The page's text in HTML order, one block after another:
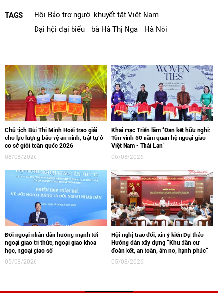
TAGS
Hội Bảo trợ người khuyết tật Việt Nam
Đại hội đại biểu
bà Hà Thị Nga Hà Nội
Chủ tịch Bùi Thị Minh Hoài trao giải
cho lực lượng bảo vệ an ninh, trật tự ở
cơ sở giỏi toàn quốc 2026
08/08/2026
Khai mạc Triển lãm “Đan kết hữu nghị:
Tôn vinh 50 năm quan hệ ngoại giao
Việt Nam - Thái Lan“
06/08/2026
Đối ngoại nhân dân hướng mạnh tới
ngoại giao tri thức, ngoại giao khoa
học, ngoại giao số
05/08/2026
Hội nghị trao đổi, xin ý kiến Dự thảo
Hướng dẫn xây dựng “Khu dân cư
đoàn kết, an toàn, ấm no, hạnh phúc“
05/08/2026